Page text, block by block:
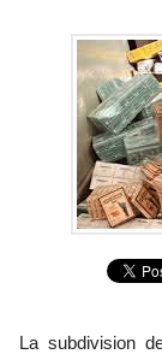
La subdivision des douanes de Kaffrine (centre) a saisi, en